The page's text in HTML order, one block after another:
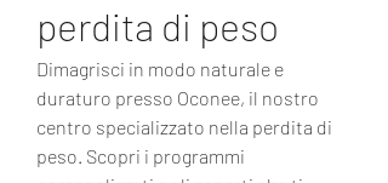
perdita di peso
Dimagrisci in modo naturale e
duraturo presso Oconee, il nostro
centro specializzato nella perdita di
peso. Scopri i programmi